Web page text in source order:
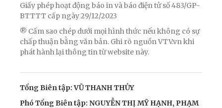
Giấy phép hoạt động báo in và báo điện tử số 483/GP-
BTTTT cấp ngày 29/12/2023
® Cấm sao chép dưới mọi hình thức nếu không có sự
chấp thuận bằng văn bản. Ghi rõ nguồn VTV.vn khi
phát hành lại thông tin từ website này.
Tổng Biên tập: VŨ THANH THỦY
Phó Tổng Biên tập: NGUYỄN THỊ MỸ HẠNH, PHẠM